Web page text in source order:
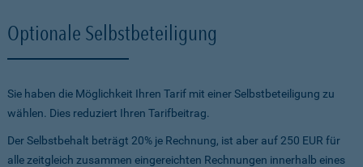
Optionale Selbstbeteiligung
Sie haben die Möglichkeit Ihren Tarif mit einer Selbstbeteiligung zu
wählen. Dies reduziert Ihren Tarifbeitrag.
Der Selbstbehalt beträgt 20% je Rechnung, ist aber auf 250 EUR für
alle zeitgleich zusammen eingereichten Rechnungen innerhalb eines